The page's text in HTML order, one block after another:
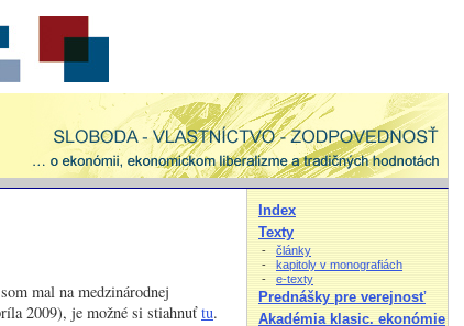
mal na medzinárodnej
2009), je možné si stiahnuťtu.
Index
Texty
- články
- kapitoly v monografiách
- e-texty
Prednášky pre verejnosť
Akadémia klasic. ekonómie